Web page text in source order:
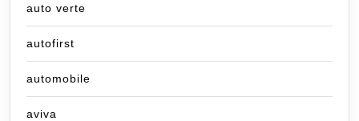
auto verte
autofirst
automobile
aviva